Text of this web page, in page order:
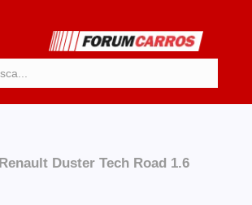
Renault Duster Tech Road 1.6